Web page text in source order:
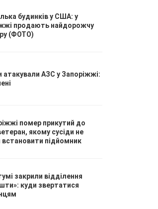
будинків у США: у
продають найдорожчу
(ФОТО)
атакували АЗС у Запоріжжі:
помер прикутий до
якому сусіди не
встановити підйомник
закрили відділення
куди звертатися